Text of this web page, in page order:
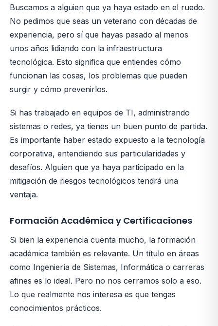
Buscamos a alguien que ya haya estado en el ruedo.
No pedimos que seas un veterano con décadas de
experiencia, pero sí que hayas pasado al menos
unos años lidiando con la infraestructura
tecnológica. Esto significa que entiendes cómo
funcionan las cosas, los problemas que pueden
surgir y cómo prevenirlos.
Si has trabajado en equipos de TI, administrando
sistemas o redes, ya tienes un buen punto de partida.
Es importante haber estado expuesto a la tecnología
corporativa, entendiendo sus particularidades y
desafíos. Alguien que ya haya participado en la
mitigación de riesgos tecnológicos tendrá una
ventaja.
Formación Académica y Certificaciones
Si bien la experiencia cuenta mucho, la formación
académica también es relevante. Un título en áreas
como Ingeniería de Sistemas, Informática o carreras
afines es lo ideal. Pero no nos cerramos solo a eso.
Lo que realmente nos interesa es que tengas
conocimientos prácticos.